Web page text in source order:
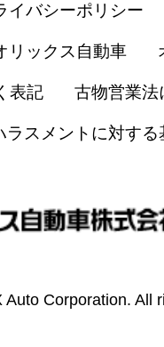
イバシーポリシー
リックス自動車
表記 古物営業法
ラスメントに対する
Corporation. All